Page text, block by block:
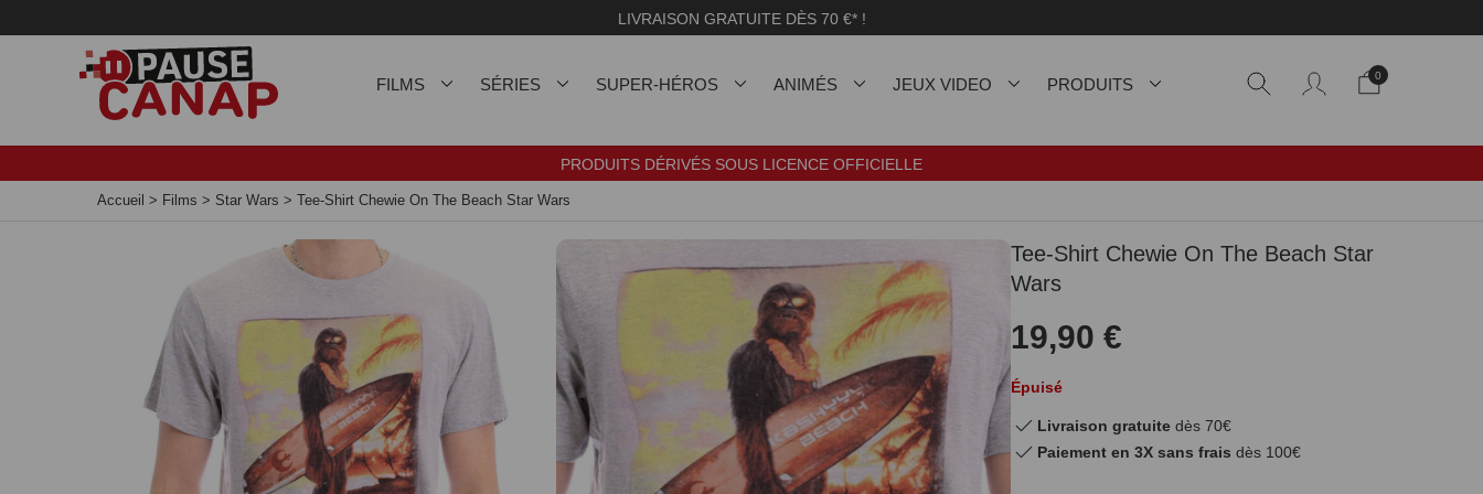
LIVRAISON GRATUITE DÈS 70 €* !
FILMS SÉRIES SUPER-HÉROS ANIMÉS JEUX VIDEO PRODUITS 0
PRODUITS DÉRIVÉS SOUS LICENCE OFFICIELLE
Accueil > Films > Star Wars > Tee-Shirt Chewie On The Beach Star Wars
Tee-Shirt Chewie On The Beach Star
Wars
19,90 €
Épuisé
Livraison gratuite dès 70€
Paiement en 3X sans frais dès 100€